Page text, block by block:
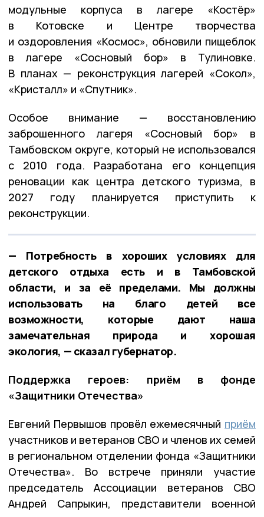
модульные корпуса в лагере «Костёр»
в Котовске и Центре творчества
и оздоровления «Космос», обновили пищеблок
в лагере «Сосновый бор» в Тулиновке.
В планах — реконструкция лагерей «Сокол»,
«Кристалл» и «Спутник».
Особое внимание — восстановлению
заброшенного лагеря «Сосновый бор» в
Тамбовском округе, который не использовался
с 2010 года. Разработана его концепция
реновации как центра детского туризма, в
2027 году планируется приступить к
реконструкции.
— Потребность в хороших условиях для
детского отдыха есть и в Тамбовской
области, и за её пределами. Мы должны
использовать на благо детей все
возможности, которые дают наша
замечательная природа и хорошая
экология, — сказал губернатор.
Поддержка героев: приём в фонде
«Защитники Отечества»
Евгений Первышов провёл ежемесячный приём
участников и ветеранов СВО и членов их семей
в региональном отделении фонда «Защитники
Отечества». Во встрече приняли участие
председатель Ассоциации ветеранов СВО
Андрей Сапрыкин, представители военной